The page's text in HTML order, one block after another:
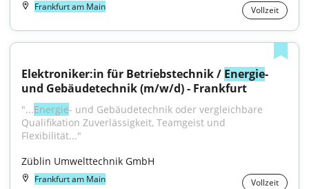
Frankfurt am Main Vollzeit
Elektroniker:in für Betriebstechnik / Energie-
und Gebäudetechnik (m/w/d) - Frankfurt
"...Energie- und Gebäudetechnik oder vergleichbare
Qualifikation Zuverlässigkeit, Teamgeist und
Flexibilität..."
Züblin Umwelttechnik GmbH
Frankfurt am Main Vollzeit